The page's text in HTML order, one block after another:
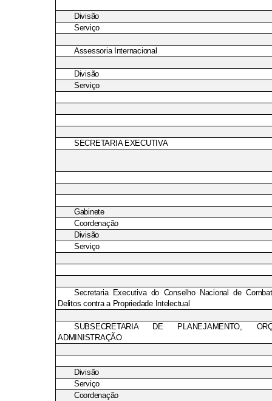
Divisão
Serviço
Assessoria Internacional
Divisão
Serviço
SECRETARIA EXECUTIVA
Gabinete
Coordenação
Divisão
Serviço
Secretaria Executiva do Conselho Nacional de
Delitos contra a Propriedade Intelectual
SUBSECRETARIA DE PLANEJAMENTO,
ADMINISTRAÇÃO
Divisão
Serviço
Coordenação